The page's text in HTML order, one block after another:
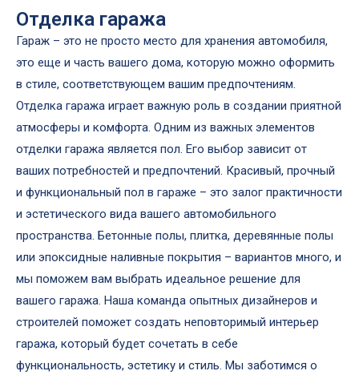
Отделка гаража
Гараж – это не просто место для хранения автомобиля,
это еще и часть вашего дома, которую можно оформить
в стиле, соответствующем вашим предпочтениям.
Отделка гаража играет важную роль в создании приятной
атмосферы и комфорта. Одним из важных элементов
отделки гаража является пол. Его выбор зависит от
ваших потребностей и предпочтений. Красивый, прочный
и функциональный пол в гараже – это залог практичности
и эстетического вида вашего автомобильного
пространства. Бетонные полы, плитка, деревянные полы
или эпоксидные наливные покрытия – вариантов много, и
мы поможем вам выбрать идеальное решение для
вашего гаража. Наша команда опытных дизайнеров и
строителей поможет создать неповторимый интерьер
гаража, который будет сочетать в себе
функциональность, эстетику и стиль. Мы заботимся о